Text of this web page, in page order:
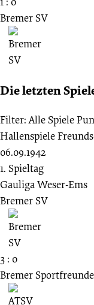
Bremer SV
Die letzten
Filter: Alle Spiele
Hallenspiele
06.09.1942
1. Spieltag
Gauliga Weser-Ems
Bremer SV
3 : 0
Bremer Sportfreunde